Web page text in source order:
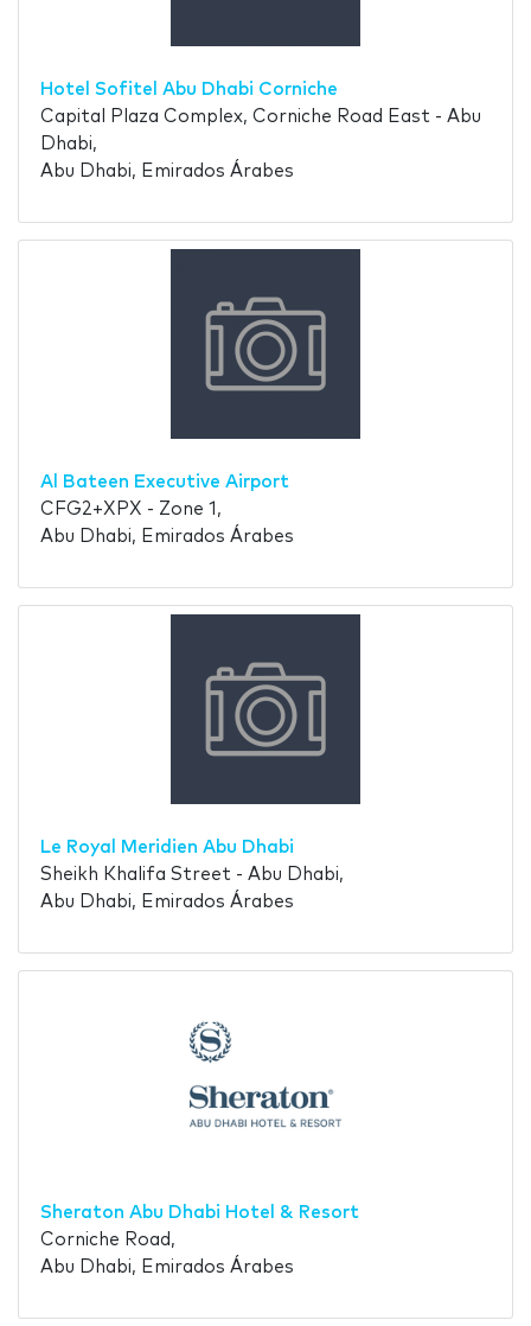
Hotel Sofitel Abu Dhabi Corniche
Capital Plaza Complex, Corniche Road East - Abu
Dhabi,
Abu Dhabi, Emirados Árabes
Al Bateen Executive Airport
CFG2+XPX - Zone 1,
Abu Dhabi, Emirados Árabes
Le Royal Meridien Abu Dhabi
Sheikh Khalifa Street - Abu Dhabi,
Abu Dhabi, Emirados Árabes
Sheraton Abu Dhabi Hotel & Resort
Corniche Road,
Abu Dhabi, Emirados Árabes